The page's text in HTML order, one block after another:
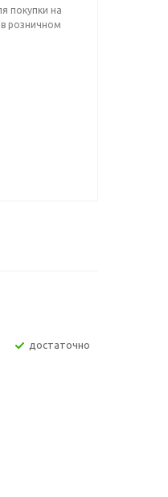
покупки на
розничном
Достаточно